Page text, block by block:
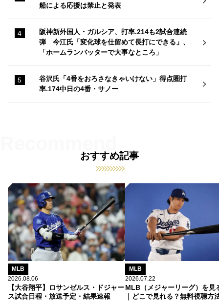
船による応援は禁止と発表
阪神新外国人・ガルシア、打率.214も2試合連続
弾 今江氏「変化球を仕留めて長打にできる」、
「ホームランバッターで大事なところ」
谷沢氏「4番をおろさなきゃいけない」得点圏打
率.174中日の4番・サノー
おすすめ記事
MLB
2026.08.06
【大谷翔平】ロサンゼルス・ドジャー
ス試合日程・放送予定・結果速報
MLB
2026.07.22
MLB（メジャーリーグ）を見
｜どこで見れる？無料視聴方